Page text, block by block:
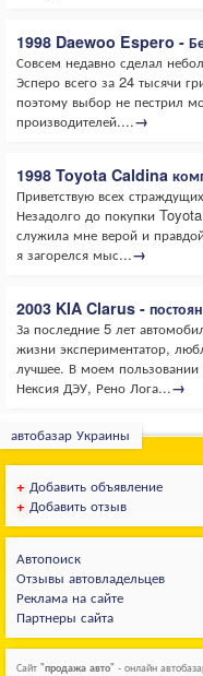
1998 Daewoo Espero -
Совсем недавно сделал
Эсперо всего за 24 тысячи
поэтому выбор не пестрил
производителей....→
1998 Toyota Caldina
Приветствую всех
Незадолго до покупки
служила мне верой и
я загорелся мыс...→
2003 KIA Clarus -
За последние 5 лет
жизни экспериментатор,
лучшее. В моем пользовании
Нексия ДЭУ, Рено Лога...→
автобазар Украины
+ Добавить объявление
+ Добавить отзыв
Автопоиск
Отзывы автовладельцев
Реклама на сайте
Партнеры сайта
Сайт "продажа авто" - онлайн